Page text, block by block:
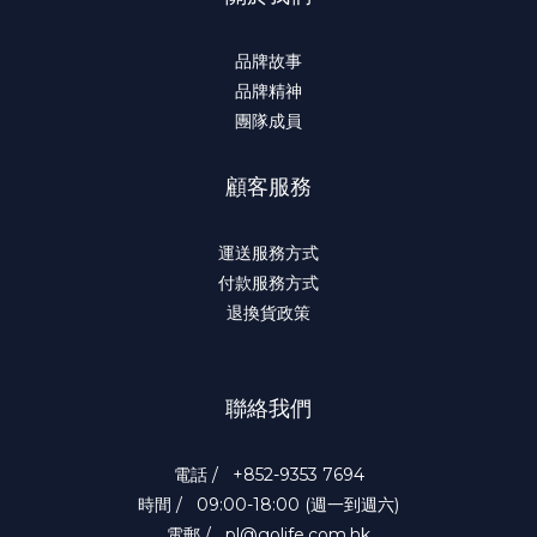
品牌故事
品牌精神
團隊成員
顧客服務
運送服務方式
付款服務方式
退換貨政策
聯絡我們
電話 / +852-9353 7694
時間 / 09:00-18:00 (週一到週六)